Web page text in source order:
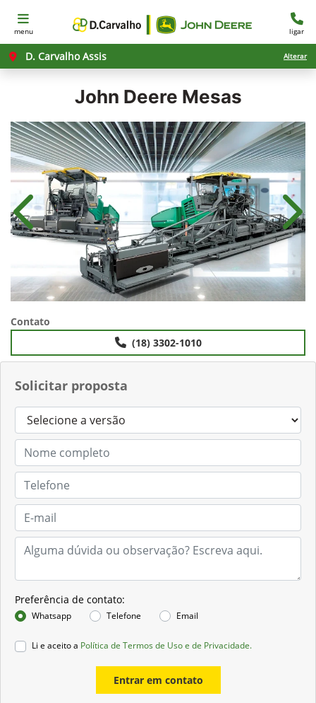
menu ligar
D. Carvalho Assis Alterar
John Deere Mesas
Solicitar proposta
Preferência de contato:
Whatsapp Telefone Email
Li e aceito a Política de Termos de Uso e de Privacidade.
Entrar em contato
Anterior
Contato
(18) 3302-1010